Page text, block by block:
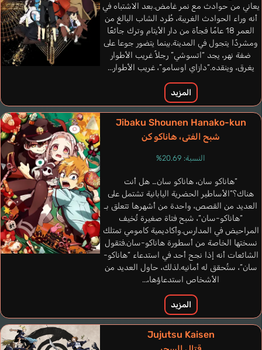
Beckles A.J.
إنجليزي
Francucci Danny
إيطالي
Becerril Diego
إسباني
Miranda Pedro
Ono Daisuke
Vender Gabriele
إيطالي
Campuzano
Kumode Robson
يعاني من حوادث مع نمر غامض.بعد الاشتباه في
أنه وراء الحوادث الغريبة، طُرد الشاب البالغ من
العمر 18 عامًا فجأة من دار الأيتام وترك جائعًا
ومشردًا يتجول في المدينة.بينما يتضور جوعا على
ضفة نهر، يجد “اتسوشي” رجلاً غريب الأطوار
يغرق، وينقده.“دازاي اوسامو”، غريب الأطوار...
المزيد
Jibaku Shounen Hanako-kun
شبح الفتى، هاناكو كن
النسبة: 20.69%
“هاناكو سان، هاناكو سان… هل أنت
هناك؟”الأساطير الحضرية اليابانية تشتمل على
العديد من القصص، واحدة من أشهرها تتعلق بـ
“هاناكو-سان“، شبح فتاة صغيرة تُخيف
المراحيض في المدارس.وأكاديمية كامومي تمتلك
نسختها الخاصة من أسطورة هاناكو-سان.فتقول
الشائعات أنه إذا نجح أحد في استدعاء “هاناكو-
سان“، ستُحقق له أمانيه.لذلك، حاول العديد من
الأشخاص استدعاؤها،...
المزيد
Jujutsu Kaisen